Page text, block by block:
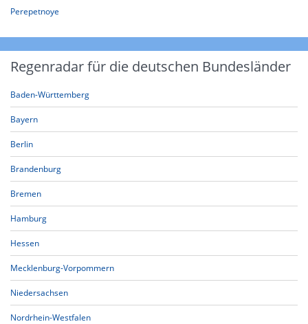
Perepetnoye
Regenradar für die deutschen Bundesländer
Baden-Württemberg
Bayern
Berlin
Brandenburg
Bremen
Hamburg
Hessen
Mecklenburg-Vorpommern
Niedersachsen
Nordrhein-Westfalen